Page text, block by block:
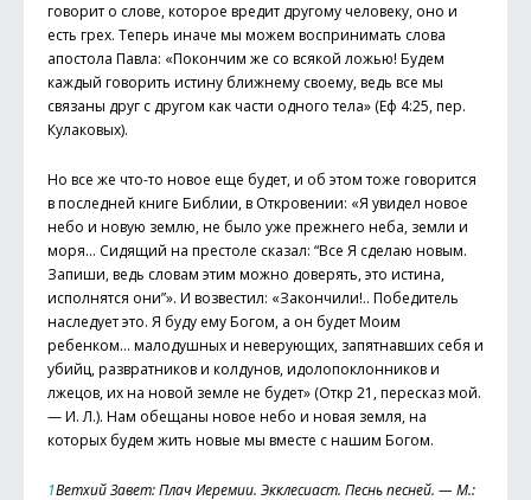
говорит о слове, которое вредит другому человеку, оно и
есть грех. Теперь иначе мы можем воспринимать слова
апостола Павла: «Покончим же со всякой ложью! Будем
каждый говорить истину ближнему своему, ведь все мы
связаны друг с другом как части одного тела» (Еф 4:25, пер.
Кулаковых).
Но все же что-то новое еще будет, и об этом тоже говорится
в последней книге Библии, в Откровении: «Я увидел новое
небо и новую землю, не было уже прежнего неба, земли и
моря… Сидящий на престоле сказал: “Все Я сделаю новым.
Запиши, ведь словам этим можно доверять, это истина,
исполнятся они”». И возвестил: «Закончили!.. Победитель
наследует это. Я буду ему Богом, а он будет Моим
ребенком… малодушных и неверующих, запятнавших себя и
убийц, развратников и колдунов, идолопоклонников и
лжецов, их на новой земле не будет» (Откр 21, пересказ мой.
— И. Л.). Нам обещаны новое небо и новая земля, на
которых будем жить новые мы вместе с нашим Богом.
1Ветхий Завет: Плач Иеремии. Экклесиаст. Песнь песней. — М.: